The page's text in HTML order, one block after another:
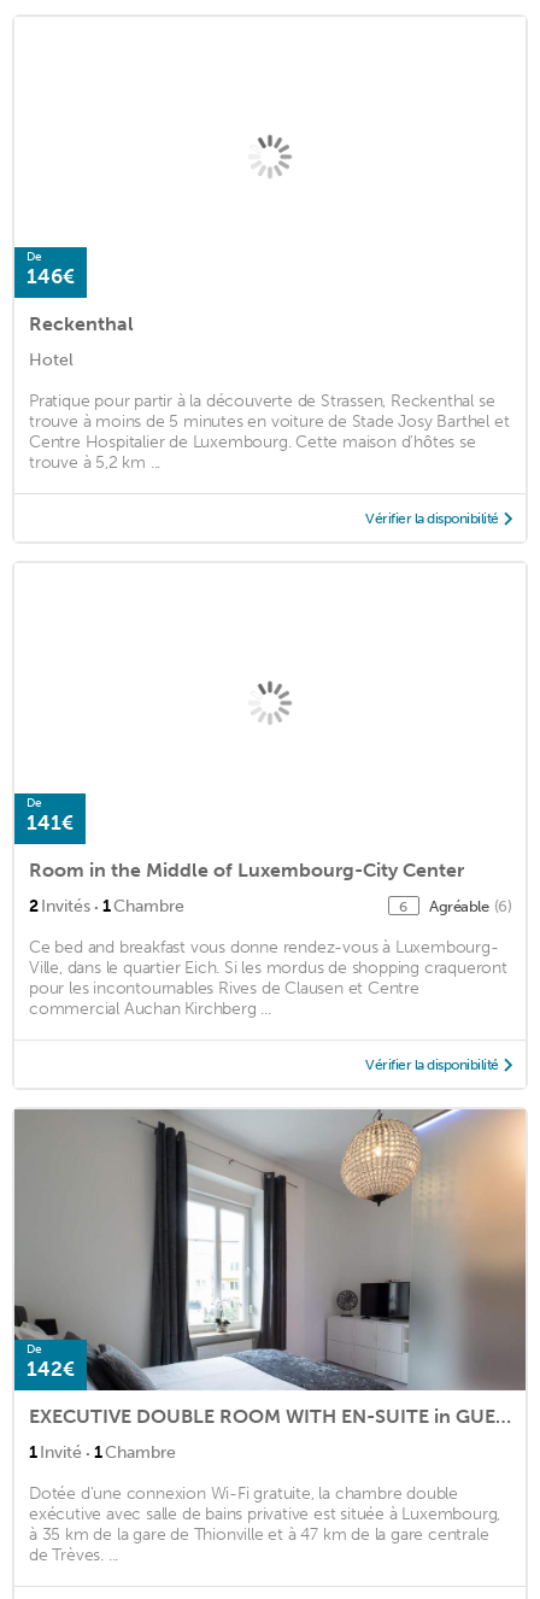
De
146€
Reckenthal
Hotel
Pratique pour partir à la découverte de Strassen, Reckenthal se
trouve à moins de 5 minutes en voiture de Stade Josy Barthel et
Centre Hospitalier de Luxembourg. Cette maison d'hôtes se
trouve à 5,2 km ...
Vérifier la disponibilité
De
141€
Room in the Middle of Luxembourg-City Center
2Invités · 1Chambre 6 Agréable (6)
Ce bed and breakfast vous donne rendez-vous à Luxembourg-
Ville, dans le quartier Eich. Si les mordus de shopping craqueront
pour les incontournables Rives de Clausen et Centre
commercial Auchan Kirchberg ...
Vérifier la disponibilité
De
142€
EXECUTIVE DOUBLE ROOM WITH EN-SUITE in GUEST HOUSE RUE TREVIRES R3
1Invité · 1Chambre
Dotée d'une connexion Wi-Fi gratuite, la chambre double
exécutive avec salle de bains privative est située à Luxembourg,
à 35 km de la gare de Thionville et à 47 km de la gare centrale
de Trèves. ...